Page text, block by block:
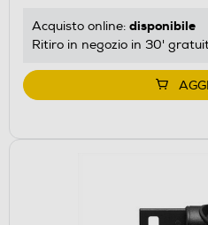
Acquisto online: disponibile
Ritiro in negozio in 30'